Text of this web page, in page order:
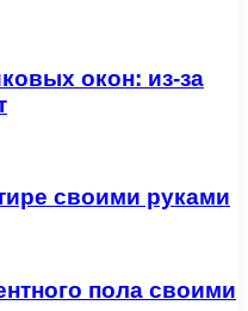
окон: из-за
своими руками
пола своими